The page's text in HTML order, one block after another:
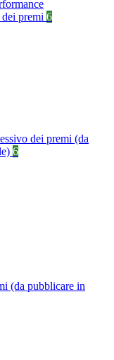
premi 6
dei premi (da
6
(da pubblicare in